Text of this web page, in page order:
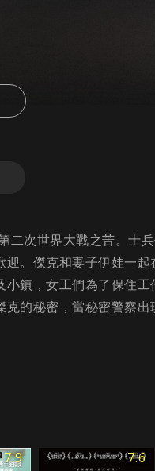
二次世界大戰之苦。士
。傑克和妻子伊娃一
鎮，女工們為了保住
的秘密，當秘密警察
7.9 7.6